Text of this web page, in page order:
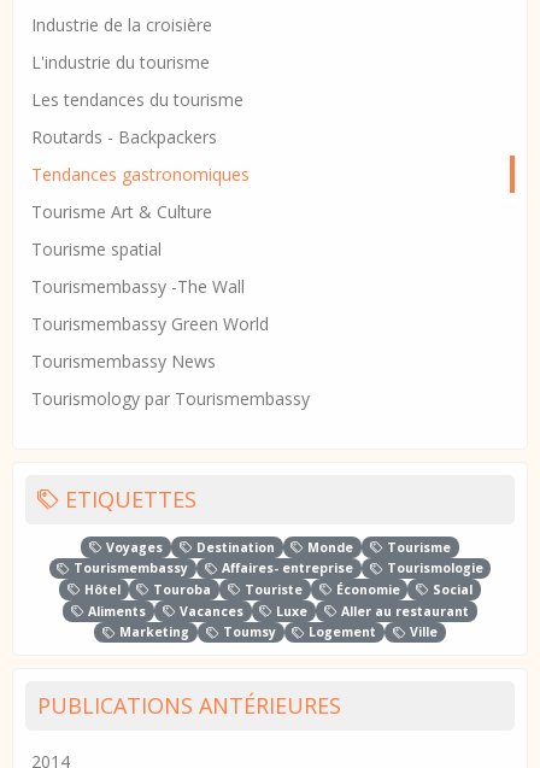
Industrie de la croisière
L'industrie du tourisme
Les tendances du tourisme
Routards - Backpackers
Tendances gastronomiques
Tourisme Art & Culture
Tourisme spatial
Tourismembassy -The Wall
Tourismembassy Green World
Tourismembassy News
Tourismology par Tourismembassy
ETIQUETTES
Voyages Destination Monde
Tourisme
Tourismembassy
Affaires- entreprise
Tourismologie
Hôtel
Touroba Touriste Économie
Social
Aliments
Vacances Luxe
Aller au restaurant
Marketing
Toumsy Logement Ville
PUBLICATIONS ANTÉRIEURES
2014